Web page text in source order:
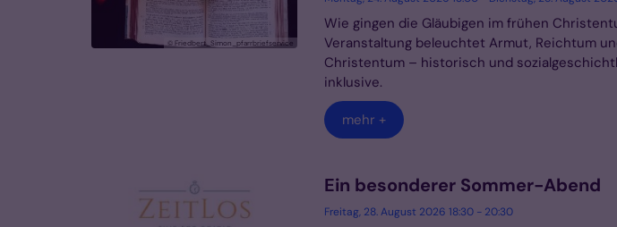
© Friedbert_Simon_pfarrbriefservice
Wie gingen die Gläubigen im frühen
Veranstaltung beleuchtet Armut, Reichtum
Christentum – historisch und
inklusive.
mehr +
Ein besonderer Sommer-Abend
Freitag, 28. August 2026 18:30 - 20:30